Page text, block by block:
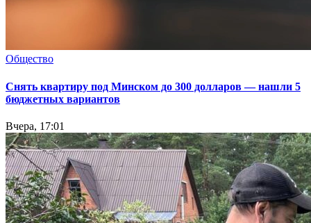
Общество
Снять квартиру под Минском до 300 долларов — нашли 5
бюджетных вариантов
Вчера, 17:01